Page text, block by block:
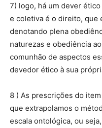
7) logo, há um dever
e coletiva é o direito, que
denotando plena
naturezas e obediência
comunhão de aspectos
devedor ético à sua
8 ) As prescrições do
que extrapolamos o
escala ontológica, ou